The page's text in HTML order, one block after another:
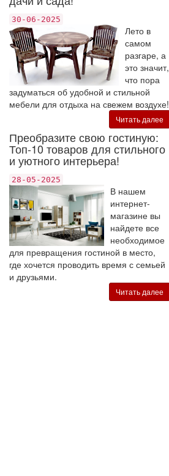
30-06-2025
Лето в
самом
разгаре, а
это значит,
что пора
задуматься об удобной и стильной
мебели для отдыха на свежем воздухе!
Читать далее
Преобразите свою гостиную:
Топ-10 товаров для стильного
и уютного интерьера!
28-05-2025
В нашем
интернет-
магазине вы
найдете все
необходимое
для превращения гостиной в место,
где хочется проводить время с семьей
и друзьями.
Читать далее